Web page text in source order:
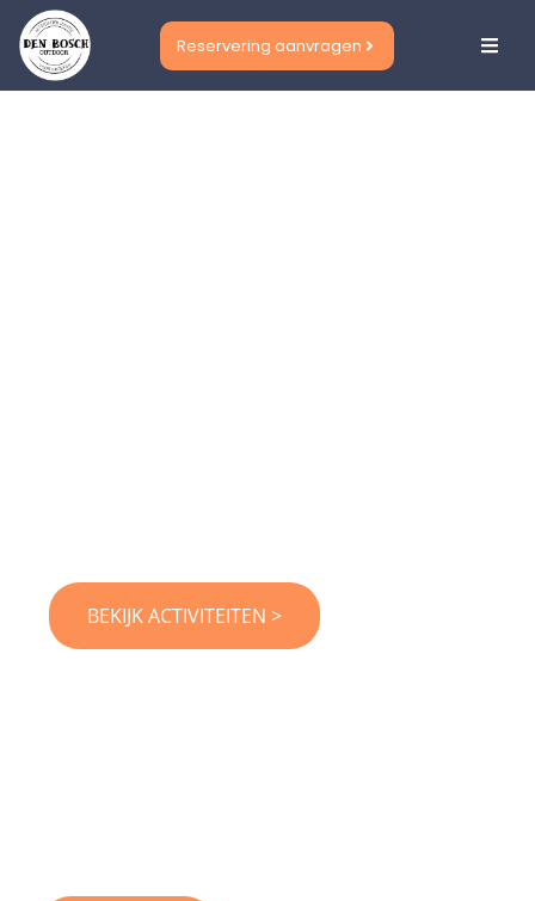
Reservering aanvragen
BEKIJK ACTIVITEITEN >